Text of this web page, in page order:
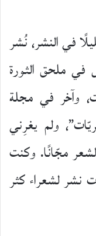
في النشر، نُشر
ملحق الثورة
وآخر في مجلة
ولم يغرِني
مجّانًا. وكنت
نشر لشعراء كثر